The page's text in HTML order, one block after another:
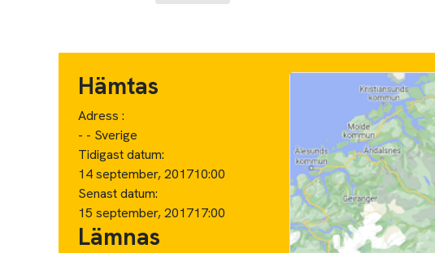
Hämtas
Adress :
- - Sverige
Tidigast datum:
14 september, 201710:00
Senast datum:
15 september, 201717:00
Lämnas